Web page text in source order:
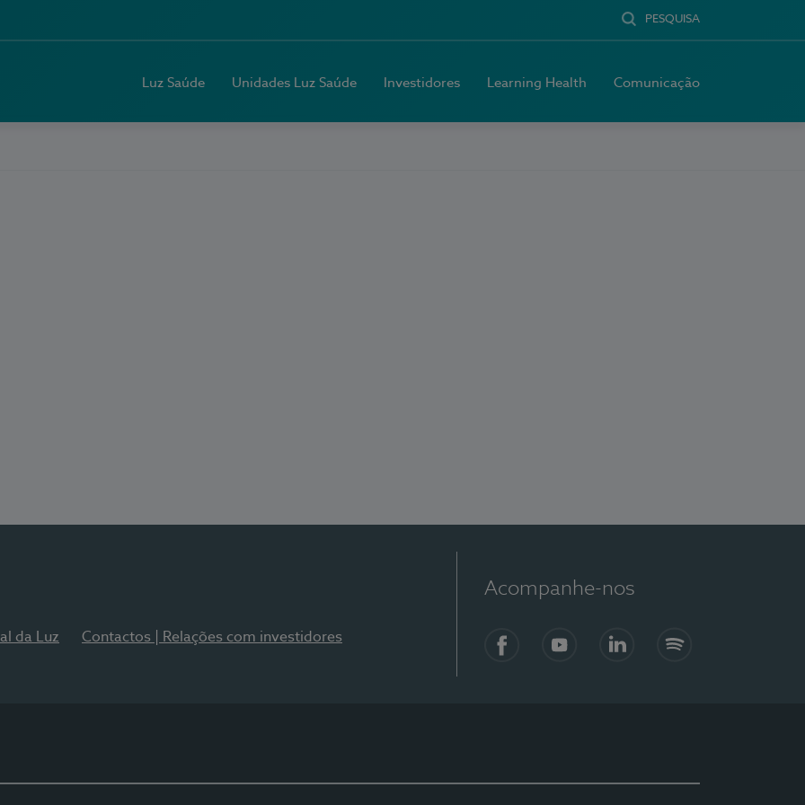
PESQUISA
Luz Saúde Unidades Luz Saúde Investidores Learning Health Comunicação
da Luz Contactos | Relações com investidores
Acompanhe-nos